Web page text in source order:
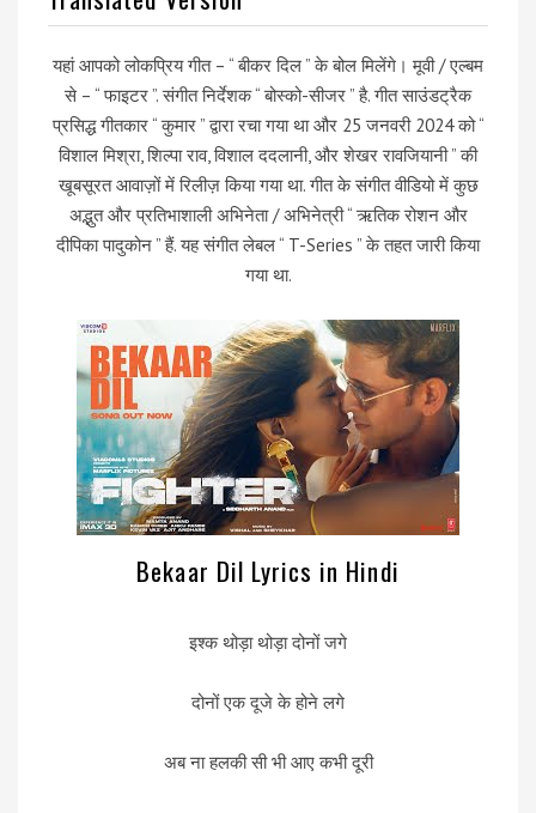
यहां आपको लोकप्रिय गीत – “ बीकर दिल ” के बोल मिलेंगे। मूवी / एल्बम
से – “ फाइटर ”. संगीत निर्देशक “ बोस्को-सीजर ” है. गीत साउंडट्रैक
प्रसिद्ध गीतकार “ कुमार ” द्वारा रचा गया था और 25 जनवरी 2024 को “
विशाल मिश्रा, शिल्पा राव, विशाल ददलानी, और शेखर रावजियानी ” की
खूबसूरत आवाज़ों में रिलीज़ किया गया था. गीत के संगीत वीडियो में कुछ
अद्भुत और प्रतिभाशाली अभिनेता / अभिनेत्री “ ऋतिक रोशन और
दीपिका पादुकोन ” हैं. यह संगीत लेबल “ T-Series ” के तहत जारी किया
गया था.
Bekaar Dil Lyrics in Hindi
इश्क थोड़ा थोड़ा दोनों जगे
दोनों एक दूजे के होने लगे
अब ना हलकी सी भी आए कभी दूरी